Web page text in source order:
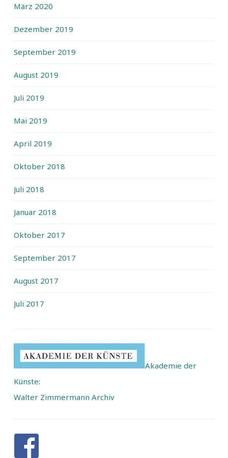
März 2020
Dezember 2019
September 2019
August 2019
Juli 2019
Mai 2019
April 2019
Oktober 2018
Juli 2018
Januar 2018
Oktober 2017
September 2017
August 2017
Juli 2017
Akademie der
Künste:
Walter Zimmermann Archiv